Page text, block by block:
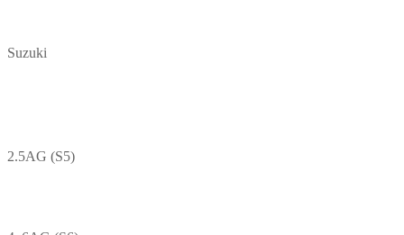
Suzuki
2.5AG (S5)